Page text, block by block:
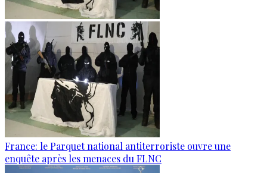
France: le Parquet national antiterroriste ouvre une
enquête après les menaces du FLNC